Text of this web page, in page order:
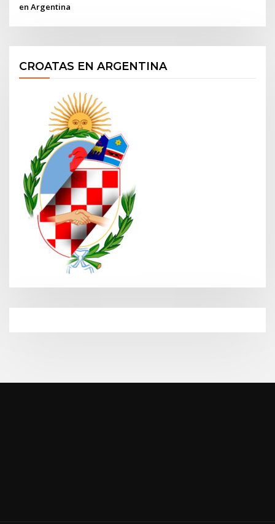
en Argentina
CROATAS EN ARGENTINA